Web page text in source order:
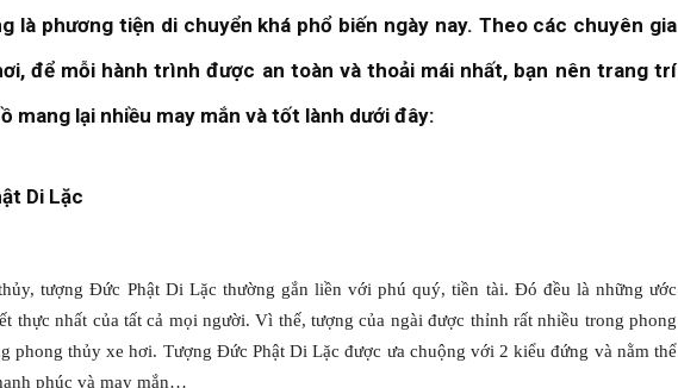
là phương tiện di chuyển khá phổ biến ngày nay. Theo các chuyên gia
, để mỗi hành trình được an toàn và thoải mái nhất, bạn nên trang trí
mang lại nhiều may mắn và tốt lành dưới đây:
Di Lặc
tượng Đức Phật Di Lặc thường gắn liền với phú quý, tiền tài. Đó đều là những ước
thực nhất của tất cả mọi người. Vì thế, tượng của ngài được thỉnh rất nhiều trong phong
phong thủy xe hơi. Tượng Đức Phật Di Lặc được ưa chuộng với 2 kiểu đứng và nằm thể
phúc và may mắn…